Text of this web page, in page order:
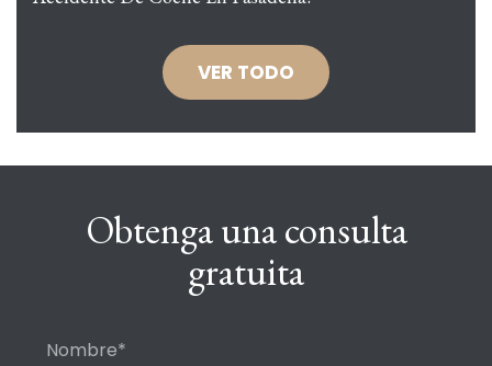
VER TODO
Obtenga una consulta
gratuita